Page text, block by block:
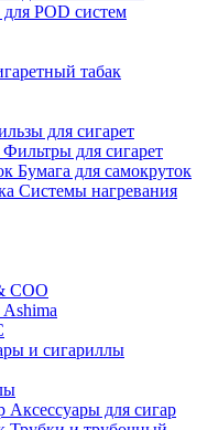
POD систем
табак
для сигарет
Фильтры для сигарет
Бумага для самокруток
Системы нагревания
COO
и сигариллы
Аксессуары для сигар